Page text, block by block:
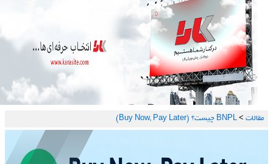
مقالات >BNPL چیست؟ (Buy Now, Pay Later)